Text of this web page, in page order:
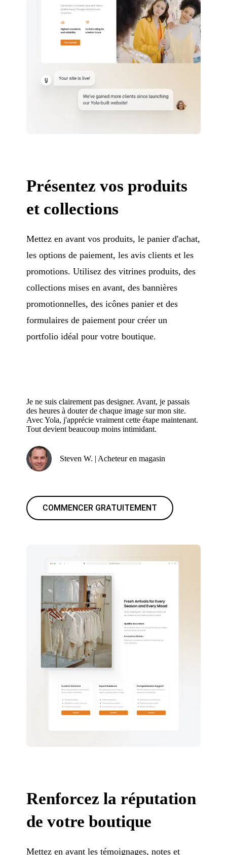
Présentez vos produits
et collections
Mettez en avant vos produits, le panier d'achat,
les options de paiement, les avis clients et les
promotions. Utilisez des vitrines produits, des
collections mises en avant, des bannières
promotionnelles, des icônes panier et des
formulaires de paiement pour créer un
portfolio idéal pour votre boutique.
Je ne suis clairement pas designer. Avant, je passais
des heures à douter de chaque image sur mon site.
Avec Yola, j'apprécie vraiment cette étape maintenant.
Tout devient beaucoup moins intimidant.
Steven W. | Acheteur en magasin
COMMENCER GRATUITEMENT
Renforcez la réputation
de votre boutique
Mettez en avant les témoignages, notes et